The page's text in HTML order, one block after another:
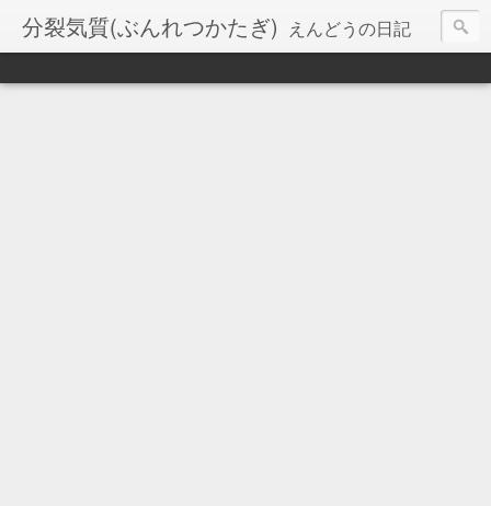
分裂気質(ぶんれつかたぎ) えんどうの日記